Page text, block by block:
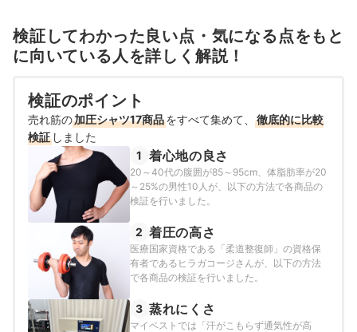
検証してわかった良い点・気になる点をもと
に向いている人を詳しく解説！
検証のポイント
売れ筋の加圧シャツ17商品をすべて集めて、
徹底的に比較
検証 しました
1 着心地の良さ
20～40代の腹囲が85～95cm、体脂肪率が20
～25%の男性10人が、以下の方法で各商品の
検証を行いました。
2 着圧の高さ
医療国家資格である「柔道整復師」の資格保
有者であるヒラガコージさんが、以下の方法
で各商品の検証を行いました。
3 蒸れにくさ
マイベストでは「汗がこもらず通気性が高